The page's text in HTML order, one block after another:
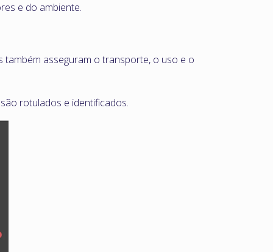
e do ambiente.
também asseguram o transporte, o uso e o
rotulados e identificados.